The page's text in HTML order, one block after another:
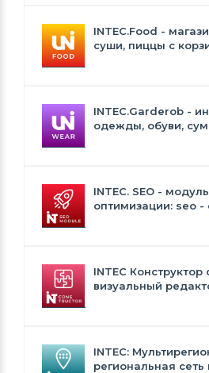
INTEC.Food -
суши, пиццы с
INTEC.Garderob -
одежды, обуви,
INTEC. SEO -
оптимизации: seo -
INTEC Конструктор
визуальный
INTEC:
региональная сеть